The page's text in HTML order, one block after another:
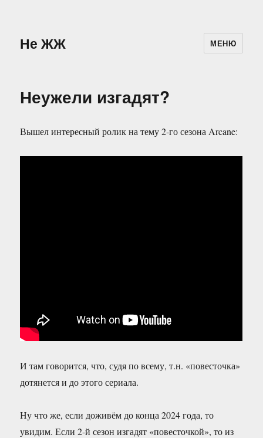
Не ЖЖ МЕНЮ
Неужели изгадят?
Вышел интересный ролик на тему 2-го сезона Arcane:
И там говорится, что, судя по всему, т.н. «повесточка»
дотянется и до этого сериала.
Ну что же, если доживём до конца 2024 года, то
увидим. Если 2-й сезон изгадят «повесточкой», то из